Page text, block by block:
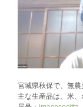
宮城県秋保で、無農
主な生産品は、米、